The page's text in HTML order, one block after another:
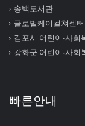
송백도서관
글로벌케이컬쳐센터
김포시 어린이∙사회
강화군 어린이∙사회
빠른안내